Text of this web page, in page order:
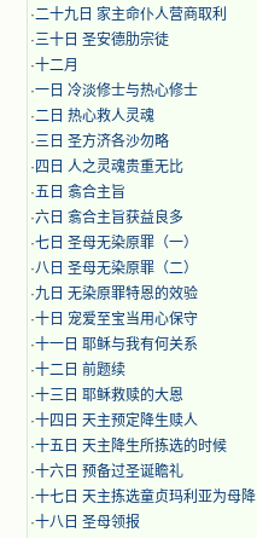
·二十九日 家主命仆人营商取利
·三十日 圣安德肋宗徒
·十二月
·​一日 冷淡修士与热心修士
·二日 热心救人灵魂
·三日 圣方济各沙勿略
· 四日 人之灵魂贵重无比
·五日 翕合主旨
·六日 翕合主旨获益良多
·七日 圣母无染原罪（一）
·八日 圣母无染原罪（二）
·九日 无染原罪特恩的效验
·十日 宠爱至宝当用心保守
·十一日 耶稣与我有何关系
·十二日 前题续
·十三日 耶稣救赎的大恩
·十四日 天主预定降生赎人
·十五日 天主降生所拣选的时候
·十六日 预备过圣诞瞻礼
·十七日 天主拣选童贞玛利亚为母降
·十八日 圣母领报